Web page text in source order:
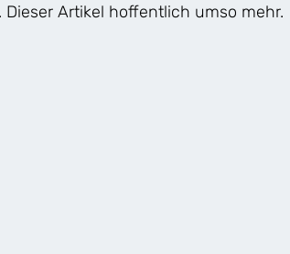
Artikel hoffentlich umso mehr.